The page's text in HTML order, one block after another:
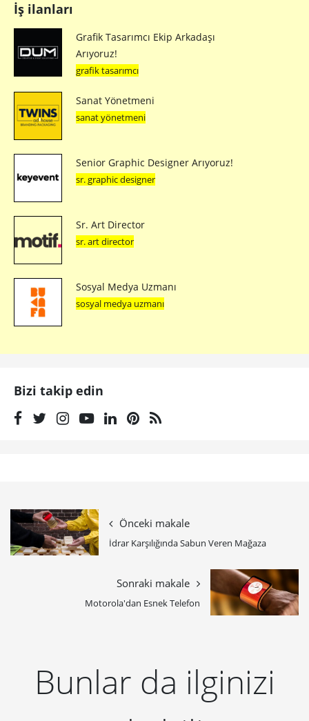
İş ilanları
Grafik Tasarımcı Ekip Arkadaşı
Arıyoruz!
grafik tasarımcı
Sanat Yönetmeni
sanat yönetmeni
Senior Graphic Designer Arıyoruz!
sr. graphic designer
Sr. Art Director
sr. art director
Sosyal Medya Uzmanı
sosyal medya uzmanı
Bizi takip edin
Önceki makale
İdrar Karşılığında Sabun Veren Mağaza
Sonraki makale
Motorola'dan Esnek Telefon
Bunlar da ilginizi